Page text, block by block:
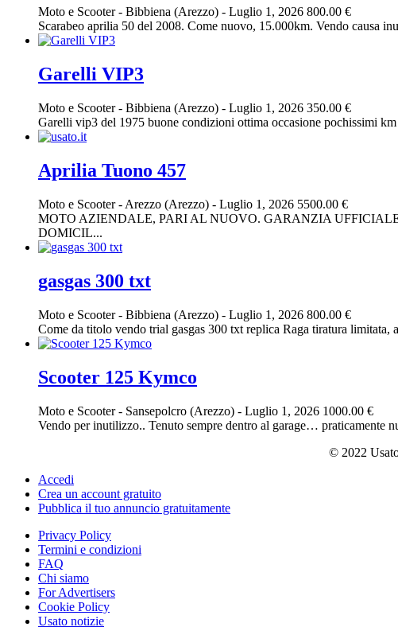
Moto e Scooter- Bibbiena (Arezzo) - Luglio 1, 2026 800.00 €
Scarabeo aprilia 50 del 2008. Come nuovo, 15.000km. Vendo causa
Garelli VIP3
Moto e Scooter- Bibbiena (Arezzo) - Luglio 1, 2026 350.00 €
Garelli vip3 del 1975 buone condizioni ottima occasione pochissimi
Aprilia Tuono 457
Moto e Scooter- Arezzo (Arezzo) - Luglio 1, 2026 5500.00 €
MOTO AZIENDALE, PARI AL NUOVO. GARANZIA
DOMICIL...
gasgas 300 txt
Moto e Scooter- Bibbiena (Arezzo) - Luglio 1, 2026 800.00 €
Come da titolo vendo trial gasgas 300 txt replica Raga tiratura
Scooter 125 Kymco
Moto e Scooter- Sansepolcro (Arezzo) - Luglio 1, 2026 1000.00 €
Vendo per inutilizzo.. Tenuto sempre dentro al garage…
© 2022
Accedi
Crea un account gratuito
Pubblica il tuo annuncio gratuitamente
Privacy Policy
Termini e condizioni
FAQ
Chi siamo
For Advertisers
Cookie Policy
Usato notizie